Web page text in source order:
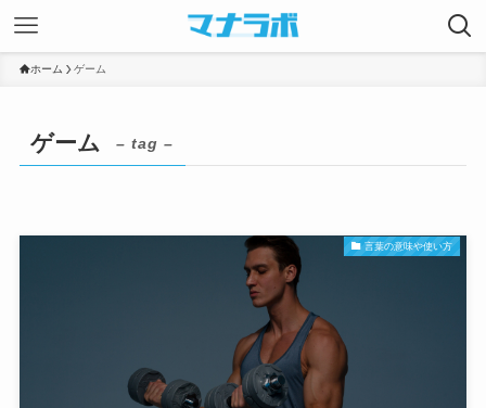
ホーム ゲーム
ゲーム – tag –
言葉の意味や使い方